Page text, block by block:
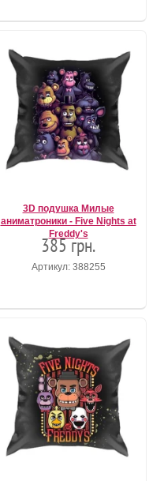
3D подушка Милые
аниматроники - Five Nights at
Freddy's
385 грн.
Артикул: 388255